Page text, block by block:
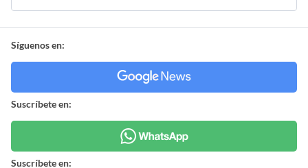
Síguenos en:
Suscríbete en:
Suscríbete en: